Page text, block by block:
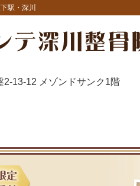
駅・深川
13-12 メゾンドサンク1階